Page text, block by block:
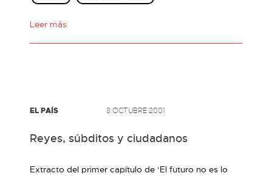
Leer más
EL PAÍS 8 OCTUBRE 2001
Reyes, súbditos y ciudadanos
Extracto del primer capítulo de ‘El futuro no es lo